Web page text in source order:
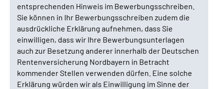
entsprechenden Hinweis im Bewerbungsschreiben.
Sie können in Ihr Bewerbungsschreiben zudem die
ausdrückliche Erklärung aufnehmen, dass Sie
einwilligen, dass wir Ihre Bewerbungsunterlagen
auch zur Besetzung anderer innerhalb der Deutschen
Rentenversicherung Nordbayern in Betracht
kommender Stellen verwenden dürfen. Eine solche
Erklärung würden wir als Einwilligung im Sinne der